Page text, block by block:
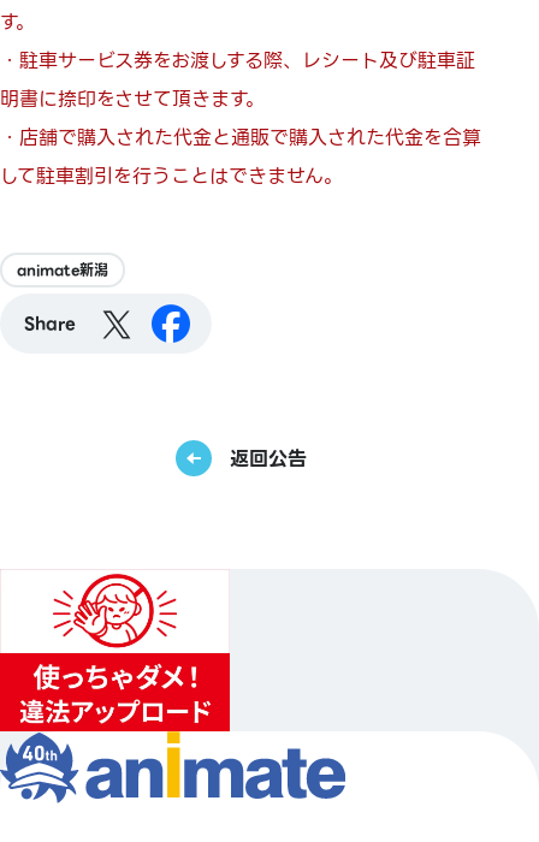
す。
・駐車サービス券をお渡しする際、レシート及び駐車証
明書に捺印をさせて頂きます。
・店舗で購入された代金と通販で購入された代金を合算
して駐車割引を行うことはできません。
animate新潟
Share
返回公告